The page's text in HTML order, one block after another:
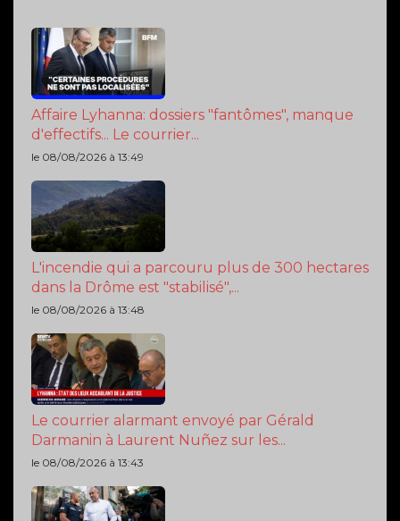
Affaire Lyhanna: dossiers "fantômes", manque
d'effectifs... Le courrier...
le 08/08/2026 à 13:49
L'incendie qui a parcouru plus de 300 hectares
dans la Drôme est "stabilisé",...
le 08/08/2026 à 13:48
Le courrier alarmant envoyé par Gérald
Darmanin à Laurent Nuñez sur les...
le 08/08/2026 à 13:43